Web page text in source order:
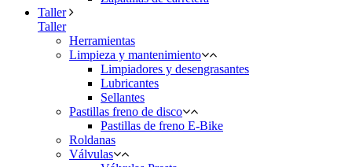
Taller
Taller
Herramientas
Limpieza y mantenimiento
Limpiadores y desengrasantes
Lubricantes
Sellantes
Pastillas freno de disco
Pastillas de freno E-Bike
Roldanas
Válvulas